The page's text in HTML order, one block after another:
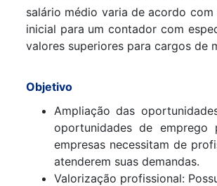
salário médio varia de acordo
inicial para um contador com
valores superiores para cargos de
Objetivo
Ampliação das
oportunidades de
empresas necessitam de
atenderem suas demandas.
Valorização profissional: